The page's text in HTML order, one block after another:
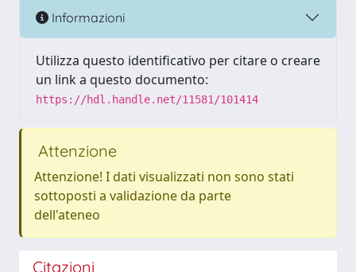
Informazioni
Utilizza questo identificativo per citare o creare
un link a questo documento:
https://hdl.handle.net/11581/101414
Attenzione
Attenzione! I dati visualizzati non sono stati
sottoposti a validazione da parte
dell'ateneo
Citazioni